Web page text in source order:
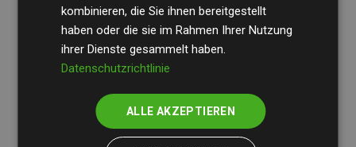
Ihre Prüfungen belegen, dass unsere Investitionen in
Klimaschutzprojekte im Durchschnitt200 % der
geschätzten CO₂-Emissionender teilnehmenden
Websites kompensieren – ein klarer Nachweis für die
messbare Klimawirkung unseres Ansatzes.
kombinieren, die Sie ihnen bereitgestellt
haben oder die sie im Rahmen Ihrer Nutzung
ihrer Dienste gesammelt haben.
Datenschutzrichtlinie
ALLE AKZEPTIEREN